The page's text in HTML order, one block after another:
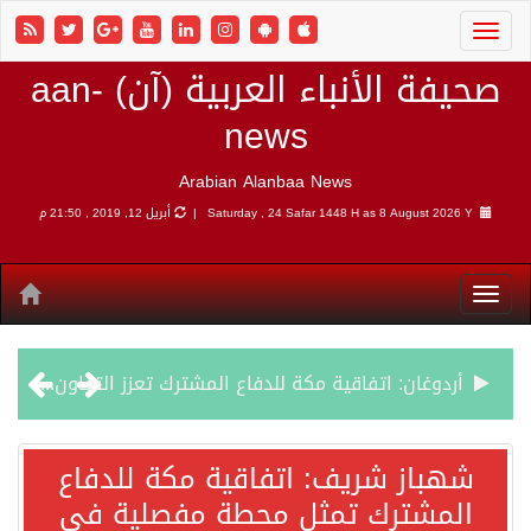
صحيفة الأنباء العربية (آن) aan-
news
Arabian Alanbaa News
Saturday , 24 Safar 1448 H as8 August 2026 Y | أبريل 12, 2019 , 21:50 م
أردوغان: اتفاقية مكة للدفاع المشترك تعزز التعاون الأمني ولا تستهدف أي دولة
سمو وزير الخارجية : اتفاقية مكة تعكس الإرادة السياسية لحماية أمن المنطقةشهباز شريف: اتفاقية مكة للدفاع
المشترك تمثل محطة مفصلية في